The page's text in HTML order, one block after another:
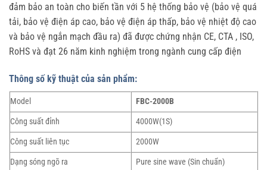
đảm bảo an toàn cho biến tần với 5 hệ thống bảo vệ (bảo vệ quá
tải, bảo vệ điện áp cao, bảo vệ điện áp thấp, bảo vệ nhiệt độ cao
và bảo vệ ngắn mạch đầu ra) đã được chứng nhận CE, CTA , ISO,
RoHS và đạt 26 năm kinh nghiệm trong ngành cung cấp điện
Thông số kỹ thuật của sản phẩm:
Model
FBC-2000B
Công suất đỉnh
4000W(1S)
Công suất liên tục
2000W
Dạng sóng ngõ ra
Pure sine wave (Sin chuẩn)